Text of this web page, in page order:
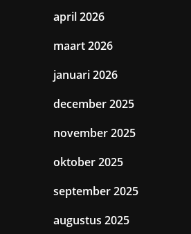
april 2026
maart 2026
januari 2026
december 2025
november 2025
oktober 2025
september 2025
augustus 2025